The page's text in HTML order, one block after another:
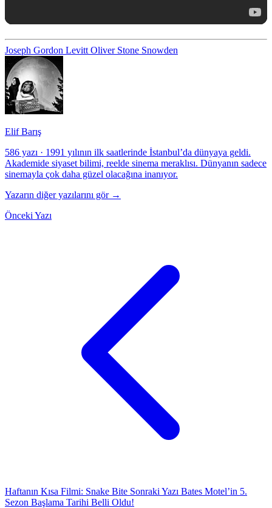
Joseph Gordon Levitt Oliver Stone Snowden
Elif Barış
586 yazı · 1991 yılının ilk saatlerinde İstanbul’da dünyaya geldi.
Akademide siyaset bilimi, reelde sinema meraklısı. Dünyanın sadece
sinemayla çok daha güzel olacağına inanıyor.
Yazarın diğer yazılarını gör →
Önceki Yazı
Haftanın Kısa Filmi: Snake Bite Sonraki Yazı Bates Motel’in 5.
Sezon Başlama Tarihi Belli Oldu!